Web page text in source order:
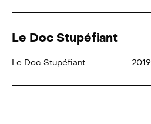
Le Doc Stupéfiant
Le Doc Stupéfiant 2019